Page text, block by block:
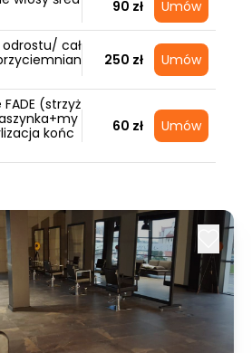
90 zł Umów
cał
250 zł Umów
(strzyż
końc
60 zł Umów